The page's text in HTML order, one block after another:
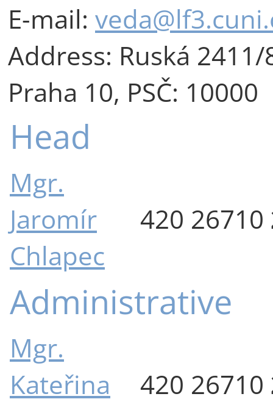
E-mail:
Address: Ruská
Praha 10, PSČ: 10000
Head
Mgr.
Jaromír
Chlapec
420 26710
Administrative
Mgr.
Kateřina
420 26710